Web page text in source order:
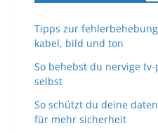
Tipps zur
kabel, bild und ton
So behebst du nervige
selbst
So schützt du deine
für mehr sicherheit